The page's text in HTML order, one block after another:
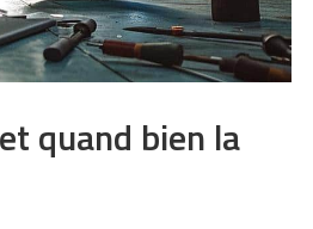
quand bien la